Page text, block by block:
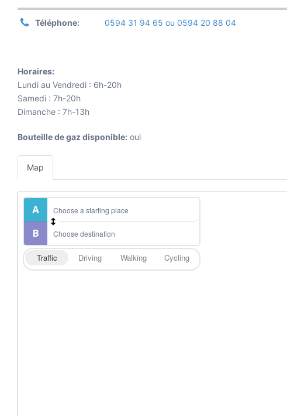
Téléphone: 0594 31 94 65 ou 0594 20 88 04
Horaires:
Lundi au Vendredi : 6h-20h
Samedi : 7h-20h
Dimanche : 7h-13h
Bouteille de gaz disponible: oui
Map
Traffic Driving Walking Cycling